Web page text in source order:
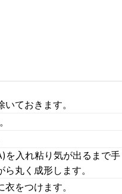
ておきます。
を入れ粘り気が出るまで手
丸く成形します。
をつけます。